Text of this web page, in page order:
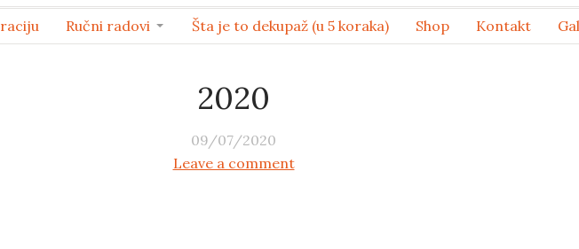
Ručni radovi Šta je to dekupaž (u 5 koraka) Shop Kontakt
2020
09/07/2020
Leave a comment